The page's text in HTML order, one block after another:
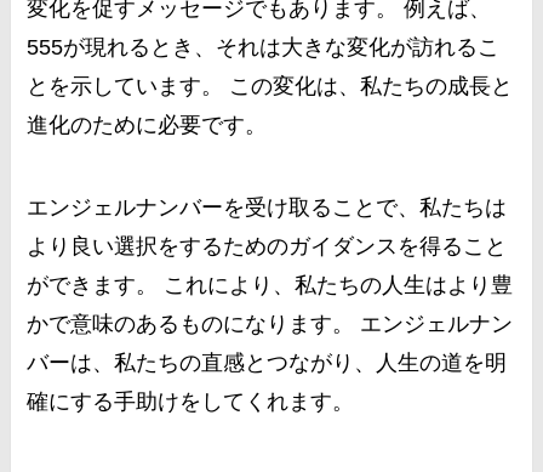
変化を促すメッセージでもあります。 例えば、
555が現れるとき、それは大きな変化が訪れるこ
とを示しています。 この変化は、私たちの成長と
進化のために必要です。
エンジェルナンバーを受け取ることで、私たちは
より良い選択をするためのガイダンスを得ること
ができます。 これにより、私たちの人生はより豊
かで意味のあるものになります。 エンジェルナン
バーは、私たちの直感とつながり、人生の道を明
確にする手助けをしてくれます。